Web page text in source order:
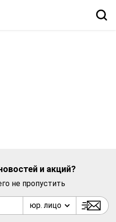
и акций?
не пропустить
юр. лицо